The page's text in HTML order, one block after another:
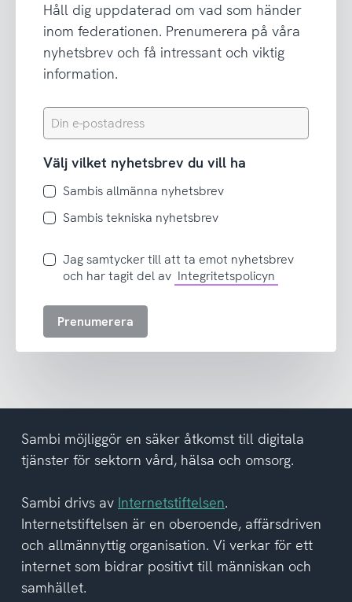
Håll dig uppdaterad om vad som händer
inom federationen. Prenumerera på våra
nyhetsbrev och få intressant och viktig
information.
Din
e-
Välj vilket nyhetsbrev du vill ha
Sambis allmänna nyhetsbrev
Sambis tekniska nyhetsbrev
Jag
samtycker
att
del
av
Jag samtycker till att ta emot nyhetsbrev
och har tagit del av Integritetspolicyn
Prenumerera
Sambi möjliggör en säker åtkomst till digitala
tjänster för sektorn vård, hälsa och omsorg.
Sambi drivs av Internetstiftelsen.
Internetstiftelsen är en oberoende, affärsdriven
och allmännyttig organisation. Vi verkar för ett
internet som bidrar positivt till människan och
samhället.